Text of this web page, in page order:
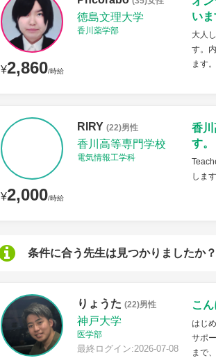
¥2,860/時給
徳島文理大学
香川薬学部
い
大人
す。
ます。
¥2,000/時給
RIRY (22)男性
香川高等専門学校
電気情報工学科
香
す。
します
条件に合う先生は見つかりましたか
りょうた (22)男性
神戸大学
医学部
最終ログイン:2026-07-08
こん
はじ
サポ
まで